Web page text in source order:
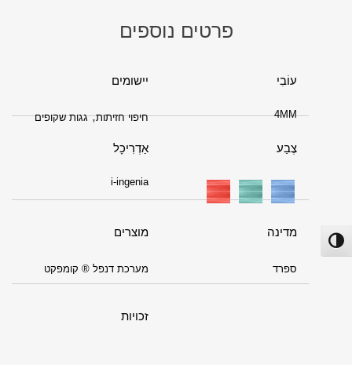
הפעל/כבה ניגודיות גבוהה
יישומים
חיפוי חזיתות,גגות שקופים
עוֹבִי
4MM
אַדְרִיכָל
i-ingenia
צֶבַע
מוצרים
מערכת דנפל ® קומפקט
מדינה
ספרד
זכויות